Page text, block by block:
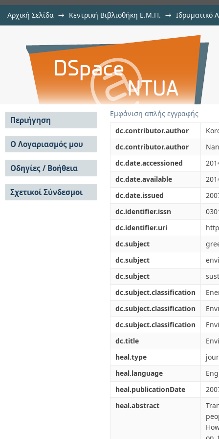
Αρχική Σελίδα → Κεντρική Βιβλιοθήκη Ε.Μ.Π. → Ιδρυματικό
Environmental assessment of
Εμφάνιση απλής εγγραφής
dc.contributor.author
dc.contributor.author
dc.date.accessioned
dc.date.available
dc.date.issued
dc.identifier.issn
dc.identifier.uri
dc.subject
dc.subject
dc.subject
dc.subject.classification
dc.subject.classification
dc.subject.classification
dc.title
heal.type
heal.language
heal.publicationDate
heal.abstract
Περιήγηση
Σε όλο το DSpace
Κοινότητες & Συλλογές
Ανά Ημερομηνία
Έκδοσης
Συγγραφείς
Τίτλοι
Θέματα
Ο Λογαριασμός μου
Σύνδεση
Εγγραφή
Οδηγίες / Βοήθεια
Οδηγίες Υποβολής
Οδηγίες Χρήσης ΙΑ
Συχνές Ερωτήσεις
Σχετικοί Σύνδεσμοι